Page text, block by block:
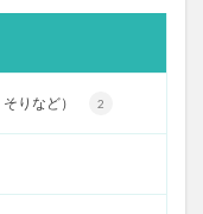
りなど） 2